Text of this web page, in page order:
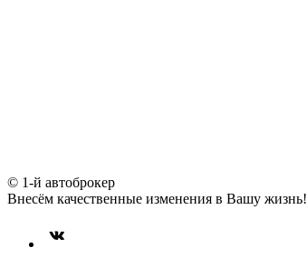
© 1-й автоброкер
Внесём качественные изменения в Вашу жизнь!